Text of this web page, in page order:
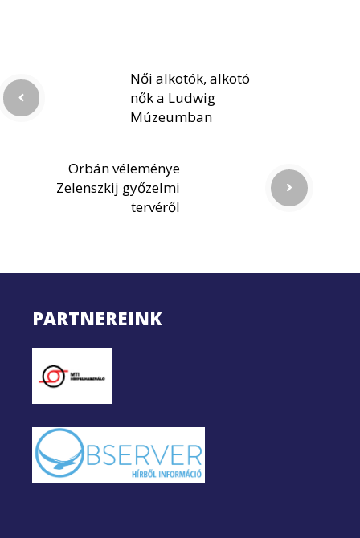
Női alkotók, alkotó
nők a Ludwig
Múzeumban
Orbán véleménye
Zelenszkij győzelmi
tervéről
PARTNEREINK